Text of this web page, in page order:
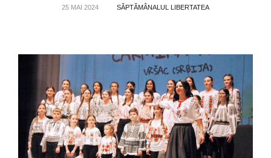
25 MAI 2024 SĂPTĂMÂNALUL LIBERTATEA